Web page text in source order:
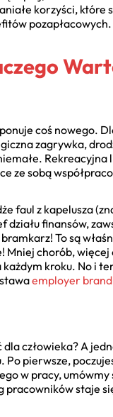
korzyści,
pozapłacowych.
coś nowego.
zagrywka,
ze sobą
faul z kapelusza
finansów,
To są
chorób,
kroku. No i
employer
człowieka? A
pierwsze,
w pracy,
staje